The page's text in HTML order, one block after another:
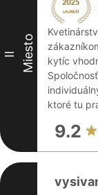
II Miesto
kytíc
ktoré tu
9.2